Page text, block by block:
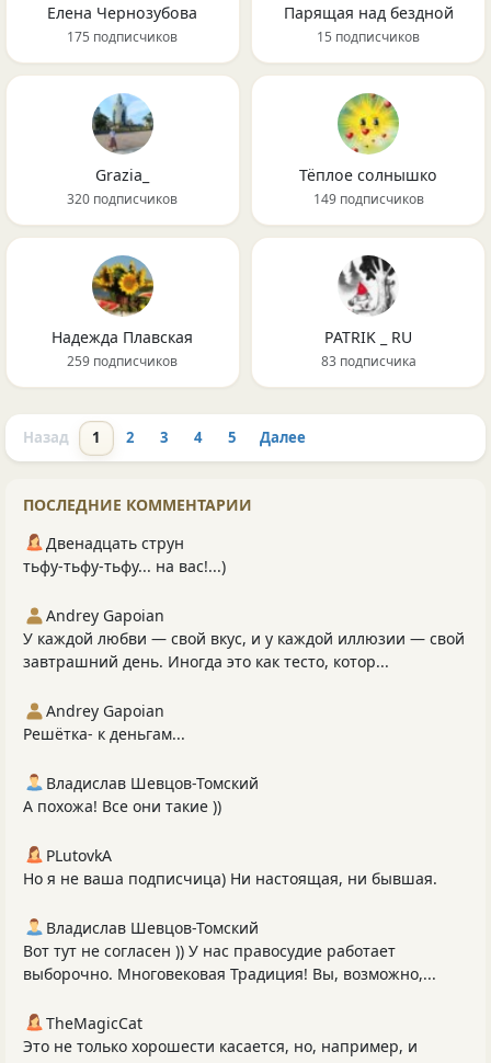
Елена Чернозубова
175 подписчиков
Парящая над бездной
15 подписчиков
Grazia_
320 подписчиков
Тёплое солнышко
149 подписчиков
Надежда Плавская
259 подписчиков
PATRIK _ RU
83 подписчика
Назад 1 2 3 4 5 Далее
ПОСЛЕДНИЕ КОММЕНТАРИИ
Двенадцать струн
тьфу-тьфу-тьфу... на вас!...)
Andrey Gapoian
У каждой любви — свой вкус, и у каждой иллюзии — свой
завтрашний день. Иногда это как тесто, котор...
Andrey Gapoian
Решётка- к деньгам...
Владислав Шевцов-Томский
А похожа! Все они такие ))
PLutоvkА
Но я не ваша подписчица) Ни настоящая, ни бывшая.
Владислав Шевцов-Томский
Вот тут не согласен )) У нас правосудие работает
выборочно. Многовековая Традиция! Вы, возможно,...
TheMagicCat
Это не только хорошести касается, но, например, и